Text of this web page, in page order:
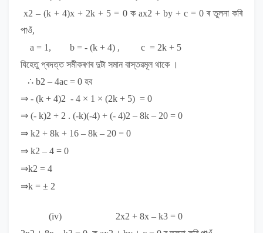
x2 – (k + 4)x + 2k + 5 = 0 ক ax2 + by + c = 0ৰ তুলনা কৰি
পাওঁ,
a = 1, b = - (k + 4) , c = 2k + 5
যিহেতু প্ৰদত্ত সমীকৰণৰ দুটা সমান বাস্তৱমূল থাকে ।
∴ b2 – 4ac = 0 হব
⇒ - (k + 4)2 - 4 × 1 × (2k + 5) = 0
⇒ (- k)2 + 2 . (-k)(-4) + (- 4)2 – 8k – 20 = 0
⇒ k2 + 8k + 16 – 8k – 20 = 0
⇒ k2 – 4 = 0
⇒k2 = 4
⇒k = ± 2
(iv) 2x2 + 8x – k3 = 0